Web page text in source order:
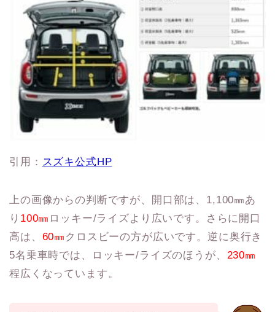
引用： スズキ公式HP
上の画像からの判断ですが、開口部は、1,100㎜あ
り 100㎜ ロッキー/ライズより広いです。さらに開口
高は、 60㎜ クロスビーの方が広いです。逆に奥行き
5名乗車時では、ロッキー/ライズのほうが、 230㎜
程広くなっています。